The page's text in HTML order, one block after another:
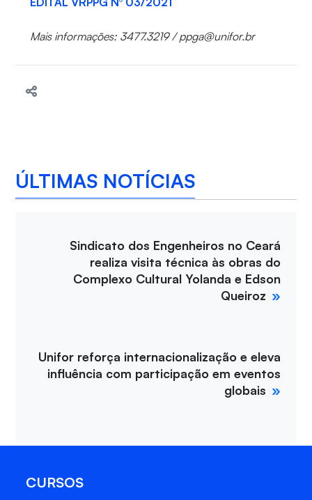
Mais informações: 3477.3219 / ppga@unifor.br
ÚLTIMAS NOTÍCIAS
Sindicato dos Engenheiros no Ceará
realiza visita técnica às obras do
Complexo Cultural Yolanda e Edson
Queiroz
Unifor reforça internacionalização e eleva
influência com participação em eventos
globais
CURSOS